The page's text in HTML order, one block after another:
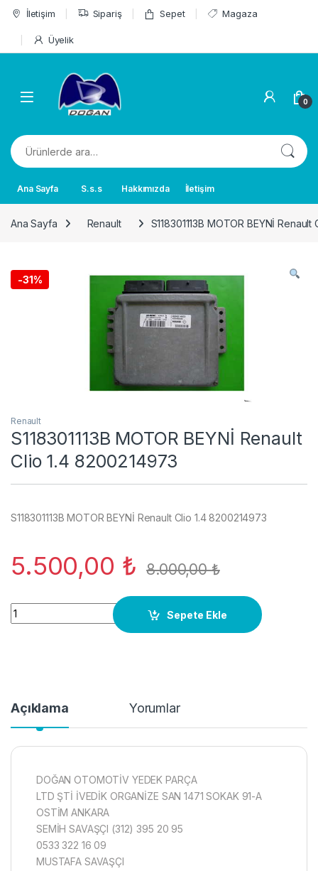
Skip to navigation
Skip to content
İletişim Sipariş Sepet Magaza
Üyelik
0
Ara:
Ana Sayfa S.s.s Hakkımızda İletişim
Ana Sayfa Renault S118301113B MOTOR BEYNİ
-31%
Renault
S118301113B MOTOR BEYNİ Renault
Clio 1.4 8200214973
S118301113B MOTOR BEYNİ Renault Clio 1.4 8200214973
5.500,00 ₺ 8.000,00₺
S118301113B MOTOR BEYNİ Renault Clio 1.4 8200214973
Sepete Ekle
Açıklama Yorumlar
DOĞAN OTOMOTİV YEDEK PARÇA
LTD ŞTİ İVEDİK ORGANİZE SAN 1471 SOKAK 91-A
OSTİM ANKARA
SEMİH SAVAŞÇI (312) 395 20 95
0533 322 16 09
MUSTAFA SAVAŞÇI